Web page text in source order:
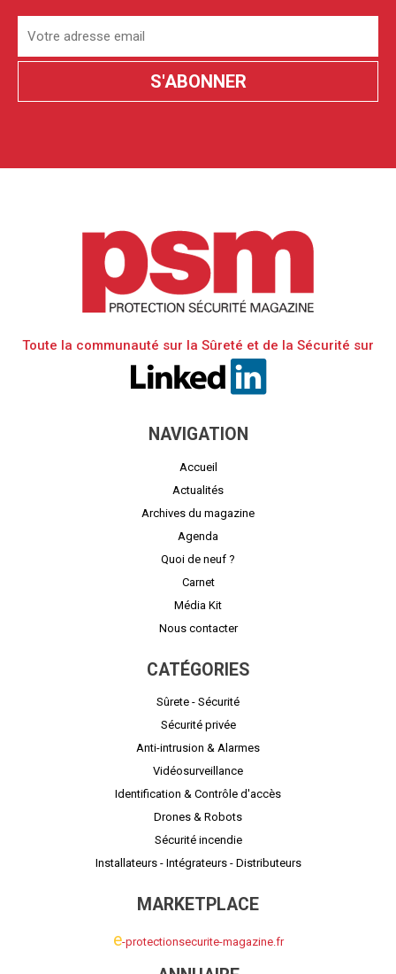
Toute la communauté sur la Sûreté et de la Sécurité sur
NAVIGATION
Accueil
Actualités
Archives du magazine
Agenda
Quoi de neuf ?
Carnet
Média Kit
Nous contacter
CATÉGORIES
Sûrete - Sécurité
Sécurité privée
Anti-intrusion & Alarmes
Vidéosurveillance
Identification & Contrôle d'accès
Drones & Robots
Sécurité incendie
Installateurs - Intégrateurs - Distributeurs
MARKETPLACE
e-protectionsecurite-magazine.fr